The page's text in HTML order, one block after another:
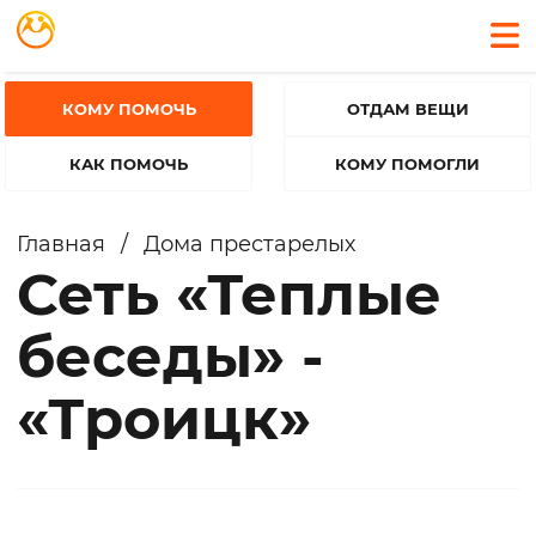
КОМУ ПОМОЧЬ
КАК ПОМОЧЬ
ОТДАМ ВЕЩИ
КОМУ ПОМОГЛИ
Главная / Дома престарелых
Сеть «Теплые
беседы» -
«Троицк»